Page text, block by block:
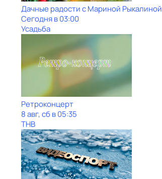
Дачные радости с Мариной Рыкалиной
Сегодня в 03:00
Усадьба
Ретроконцерт
8 авг, сб в 05:35
ТНВ